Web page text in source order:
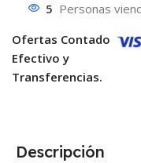
5 Personas
Ofertas Contado
Efectivo y
Transferencias.
Descripción